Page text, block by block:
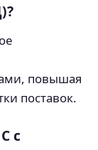
повышая
поставок.
с